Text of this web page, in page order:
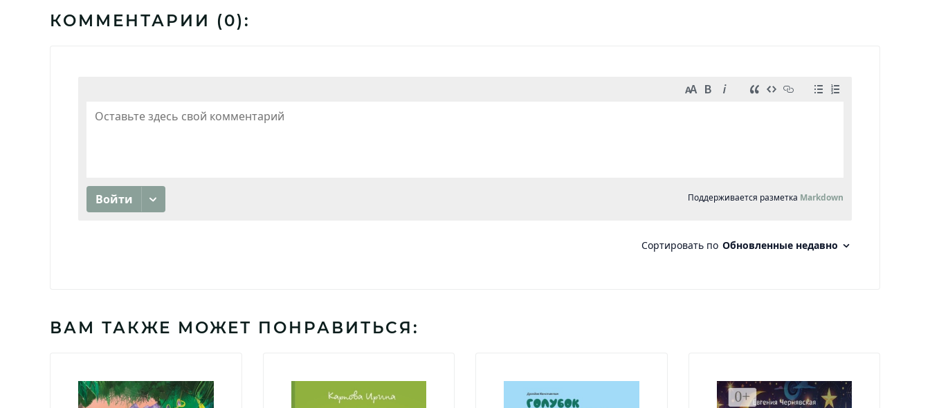
КОММЕНТАРИИ (0):
ВАМ ТАКЖЕ МОЖЕТ ПОНРАВИТЬСЯ: